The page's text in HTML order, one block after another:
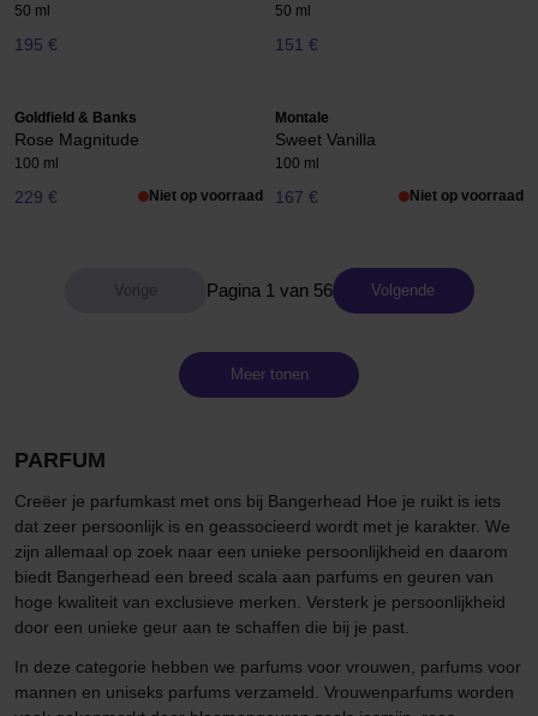
50 ml
195 €
50 ml
151 €
Goldfield & Banks
Rose Magnitude
100 ml
229 € Niet op voorraad
Montale
Sweet Vanilla
100 ml
167 € Niet op voorraad
Pagina 1 van 56 Volgende
Meer tonen
PARFUM
Creëer je parfumkast met ons bij Bangerhead Hoe je ruikt is iets
dat zeer persoonlijk is en geassocieerd wordt met je karakter. We
zijn allemaal op zoek naar een unieke persoonlijkheid en daarom
biedt Bangerhead een breed scala aan parfums en geuren van
hoge kwaliteit van exclusieve merken. Versterk je persoonlijkheid
door een unieke geur aan te schaffen die bij je past.
In deze categorie hebben we parfums voor vrouwen, parfums voor
mannen en uniseks parfums verzameld. Vrouwenparfums worden